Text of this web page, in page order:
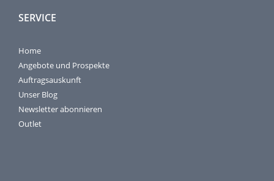
SERVICE
Home
Angebote und Prospekte
Auftragsauskunft
Unser Blog
Newsletter abonnieren
Outlet